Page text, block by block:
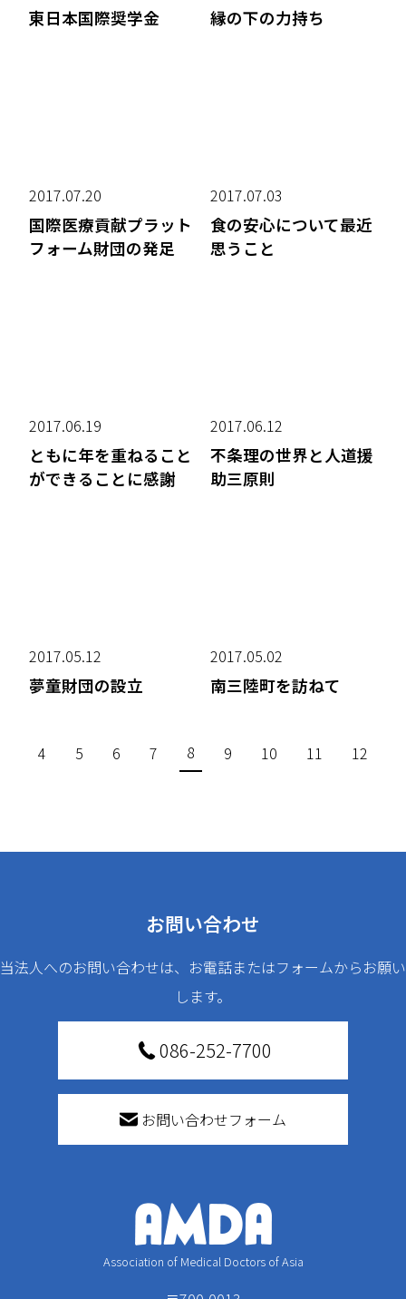
東日本国際奨学金 縁の下の力持ち
2017.07.20
国際医療貢献プラット
フォーム財団の発足
2017.07.03
食の安心について最近
思うこと
2017.06.19
ともに年を重ねること
ができることに感謝
2017.06.12
不条理の世界と人道援
助三原則
2017.05.12
夢童財団の設立
2017.05.02
南三陸町を訪ねて
4 5 6 7 8 9 10 11 12
お問い合わせ
当法人へのお問い合わせは、お電話またはフォームからお願い
します。
086-252-7700
お問い合わせフォーム
Association of Medical Doctors of Asia